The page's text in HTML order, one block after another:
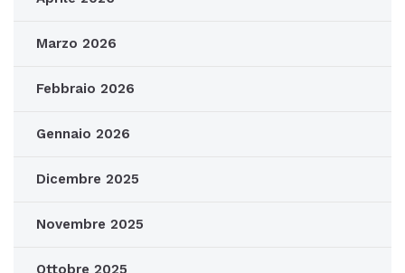
Marzo 2026
Febbraio 2026
Gennaio 2026
Dicembre 2025
Novembre 2025
Ottobre 2025